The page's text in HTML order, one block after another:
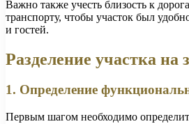
Важно также учесть близость к
транспорту, чтобы участок был
и гостей.
Разделение участка на
1. Определение
Первым шагом необходимо